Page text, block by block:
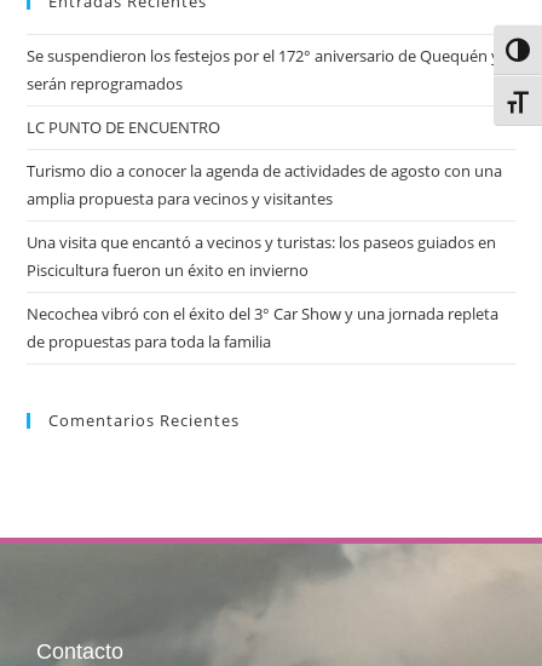
Se suspendieron los festejos por el 172° aniversario de Quequén y
serán reprogramados
LC PUNTO DE ENCUENTRO
Turismo dio a conocer la agenda de actividades de agosto con una
amplia propuesta para vecinos y visitantes
Una visita que encantó a vecinos y turistas: los paseos guiados en
Piscicultura fueron un éxito en invierno
Necochea vibró con el éxito del 3° Car Show y una jornada repleta
de propuestas para toda la familia
Comentarios Recientes
Contacto